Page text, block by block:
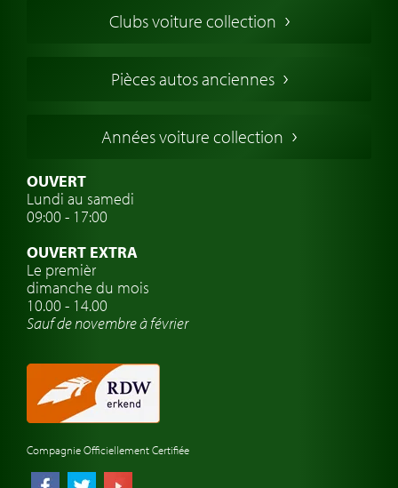
Voitures Anglaises
Voitures Allemandes
Voitures Suédoises
Assurance voiture de collection
Clubs de voitures classiques
Atelier de voitures anciennes
Montres de marque de voiture
Clubs voiture collection
Pièces autos anciennes
Années voiture collection
OUVERT
Lundi au samedi
09:00 - 17:00
OUVERT EXTRA
Le premièr
dimanche du mois
10.00 - 14.00
Sauf de novembre à février
Compagnie Officiellement Certifiée